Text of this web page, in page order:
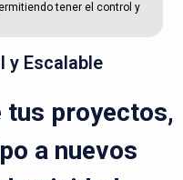
tener el control y
y Escalable
tus proyectos,
a nuevos